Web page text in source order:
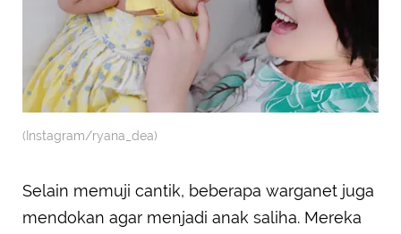
(Instagram/ryana_dea)
Selain memuji cantik, beberapa warganet juga
mendokan agar menjadi anak saliha. Mereka